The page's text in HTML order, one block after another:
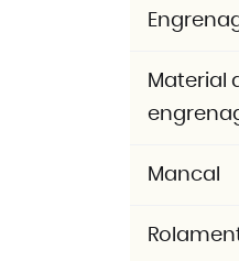
Material
Mancal